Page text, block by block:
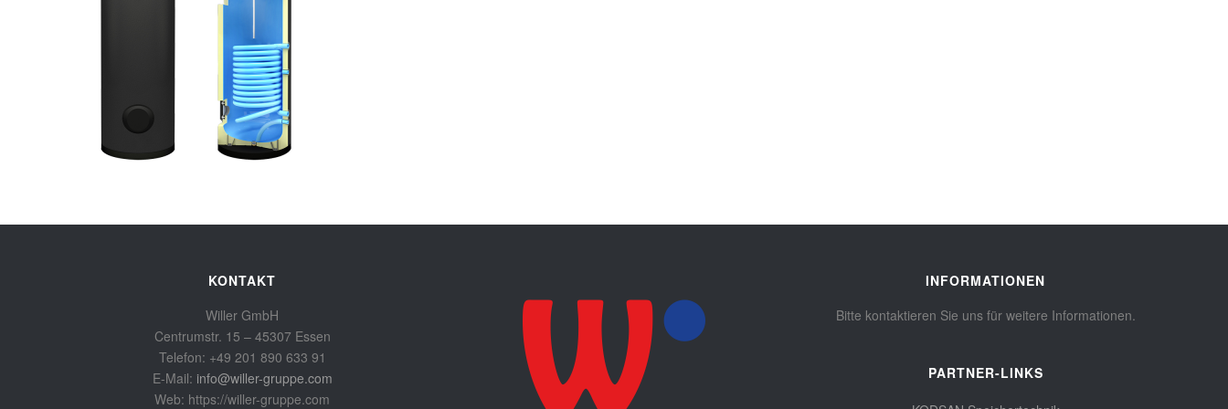
KONTAKT
Willer GmbH
Centrumstr. 15 – 45307 Essen
Telefon: +49 201 890 633 91
E-Mail: info@willer-gruppe.com
Web: https://willer-gruppe.com
INFORMATIONEN
Bitte kontaktieren Sie uns für weitere Informationen.
PARTNER-LINKS